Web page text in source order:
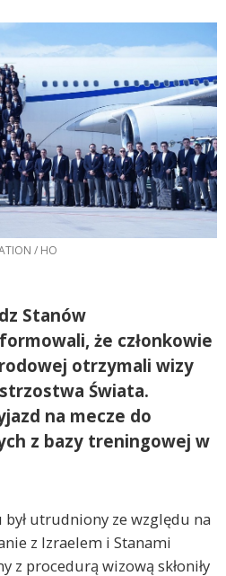
/ HO
Stanów
że członkowie
otrzymali wizy
Świata.
na mecze do
z bazy treningowej w
utrudniony ze względu na
z Izraelem i Stanami
z procedurą wizową skłoniły